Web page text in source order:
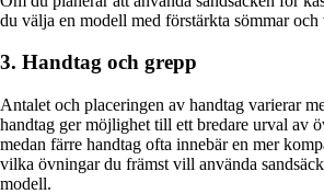
du välja en modell med förstärkta sömmar och
3. Handtag och grepp
Antalet och placeringen av handtag varierar
handtag ger möjlighet till ett bredare urval av
medan färre handtag ofta innebär en mer
vilka övningar du främst vill använda
modell.